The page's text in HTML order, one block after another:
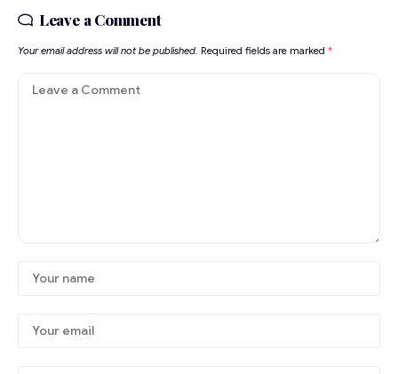
Leave a Comment
Your email address will not be published. Required fields are marked *